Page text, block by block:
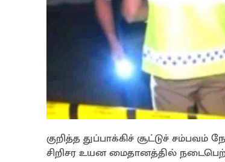
குறித்த துப்பாக்கிச் சூட்டுச்
சிறிசர உயன மைதானத்தில்